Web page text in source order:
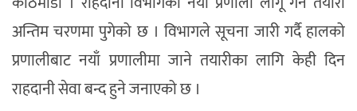
अन्तिम चरणमा पुगेको छ । विभागले सूचना जारी गर्दै हालको
प्रणालीबाट नयाँ प्रणालीमा जाने तयारीका लागि केही दिन
राहदानी सेवा बन्द हुने जनाएको छ ।